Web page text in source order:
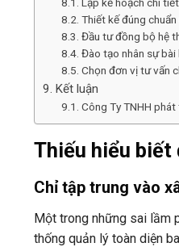
Thiết kế đúng chuẩn
Đầu tư đồng bộ hệ
Đào tạo nhân sự bài
Chọn đơn vị tư vấn
Kết luận
Công Ty TNHH
Thiếu hiểu biết
Chỉ tập trung vào
Một trong những sai lầm
thống quản lý toàn diện